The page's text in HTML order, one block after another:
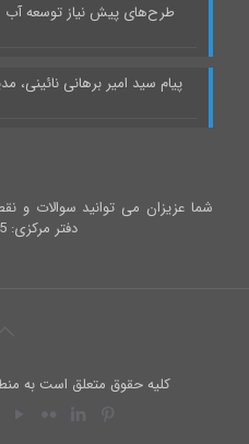
طرح‌های پیش نیاز توسعه آب
پیام سید امیر برهانی نائینی،
شما عزیزان می توانید سوالات و
دفتر مرکزی: 22179685- 021 با ما درمیان بگذارید
کلیه حقوق متعلق است به منطقه